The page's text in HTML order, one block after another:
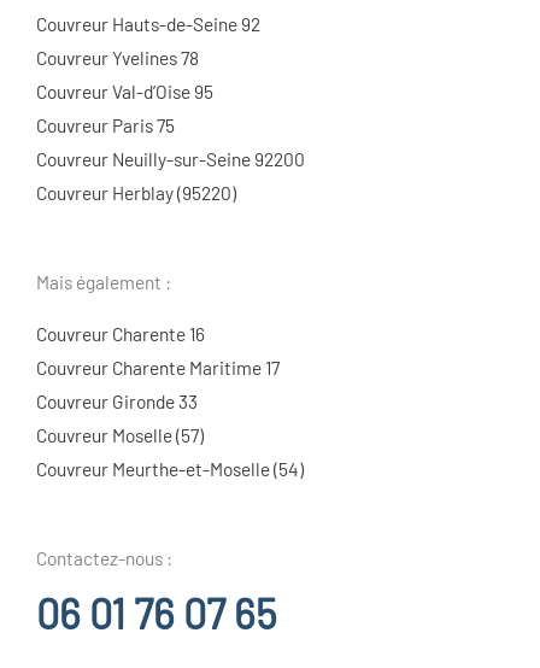
Couvreur Hauts-de-Seine 92
Couvreur Yvelines 78
Couvreur Val-d’Oise 95
Couvreur Paris 75
Couvreur Neuilly-sur-Seine 92200
Couvreur Herblay (95220)
Mais également :
Couvreur Charente 16
Couvreur Charente Maritime 17
Couvreur Gironde 33
Couvreur Moselle (57)
Couvreur Meurthe-et-Moselle (54)
Contactez-nous :
06 01 76 07 65